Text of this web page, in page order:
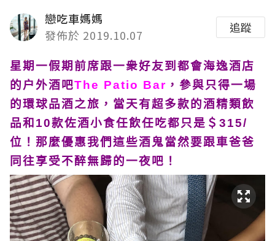
戀吃車媽媽
發佈於 2019.10.07
追蹤
星期一假期前席跟一衆好友到都會海逸酒店
的户外酒吧The Patio Bar ，參與只得一場
的環球品酒之旅，當天有超多款的酒精類飲
品和10款佐酒小食任飲任吃都只是＄315/
位！那麼優惠我們這些酒鬼當然要跟車爸爸
同往享受不醉無歸的一夜吧！